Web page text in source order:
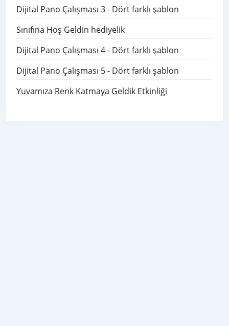
Dijital Pano Çalışması 3 - Dört farklı şablon
Sınıfına Hoş Geldin hediyelik
Dijital Pano Çalışması 4 - Dört farklı şablon
Dijital Pano Çalışması 5 - Dört farklı şablon
Yuvamıza Renk Katmaya Geldik Etkinliği